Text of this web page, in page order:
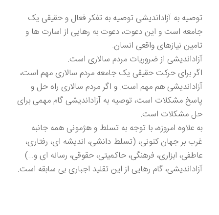
توصیه به آزاداندیشی توصیه به تفکر فعال و حقیقی یک
جامعه است و این دعوت، دعوت به رهایی از اسارت ها و
تامین نیازهای واقعی انسان.
آزاداندیشی از ضروریات مردم سالاری است.
اگر برای حرکت حقیقی یک جامعه مردم سالاری مهم است،
آزاداندیشی هم مهم است. و اگر مردم سالاری راه حل و
پاسخ مشکلات است، توصیه به آزاداندیشی گام مهمی برای
حل مشکلات است.
به علاوه امروزه، با توجه به تسلط و هژمونی همه جانبه
غرب بر جهان کنونی، (تسلط دانشی، اندیشه ای، رفتاری،
عاطفی، ابزاری، فرهنگی، حاکمیتی، حقوقی، رسانه ای و…)
آزاداندیشی، گام رهایی از این تقلید اجباری بی سابقه است.